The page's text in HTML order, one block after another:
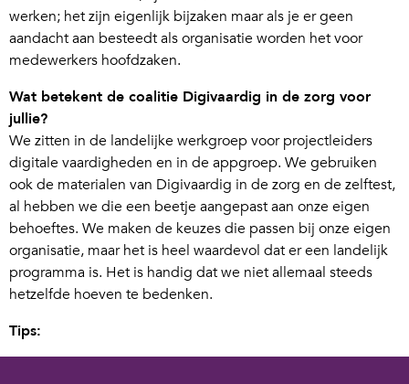
werken; het zijn eigenlijk bijzaken maar als je er geen
aandacht aan besteedt als organisatie worden het voor
medewerkers hoofdzaken.
Wat betekent de coalitie Digivaardig in de zorg voor
jullie?
We zitten in de landelijke werkgroep voor projectleiders
digitale vaardigheden en in de appgroep. We gebruiken
ook de materialen van Digivaardig in de zorg en de zelftest,
al hebben we die een beetje aangepast aan onze eigen
behoeftes. We maken de keuzes die passen bij onze eigen
organisatie, maar het is heel waardevol dat er een landelijk
programma is. Het is handig dat we niet allemaal steeds
hetzelfde hoeven te bedenken.
Tips: